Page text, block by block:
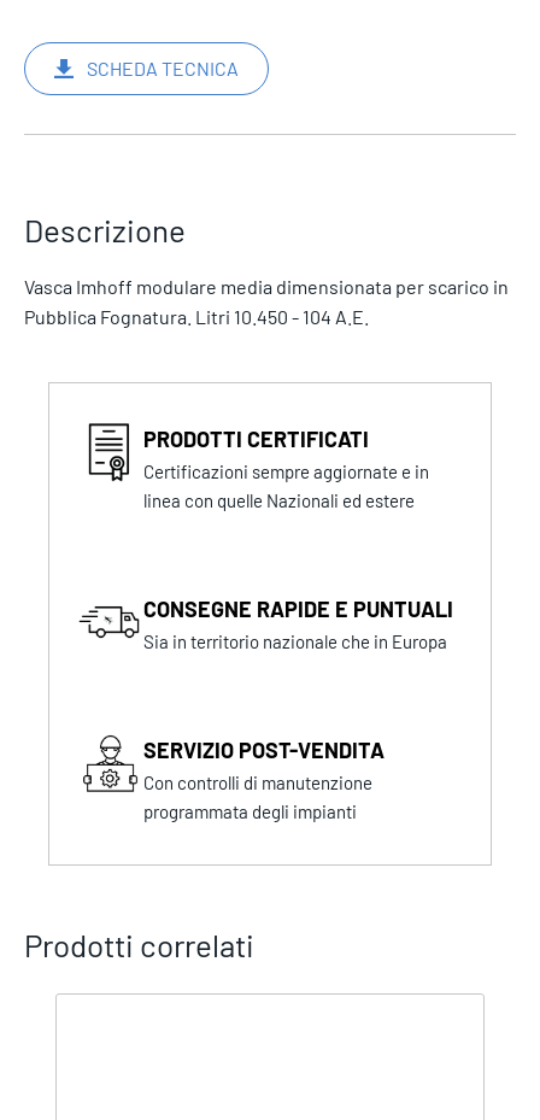
SCHEDA TECNICA
Descrizione
Vasca Imhoff modulare media dimensionata per scarico in
Pubblica Fognatura. Litri 10.450 - 104 A.E.
PRODOTTI CERTIFICATI
Certificazioni sempre aggiornate e in
linea con quelle Nazionali ed estere
CONSEGNE RAPIDE E PUNTUALI
Sia in territorio nazionale che in Europa
SERVIZIO POST-VENDITA
Con controlli di manutenzione
programmata degli impianti
Prodotti correlati